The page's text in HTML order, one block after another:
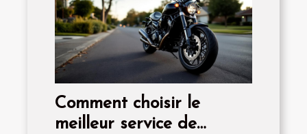
Comment choisir le
meilleur service de